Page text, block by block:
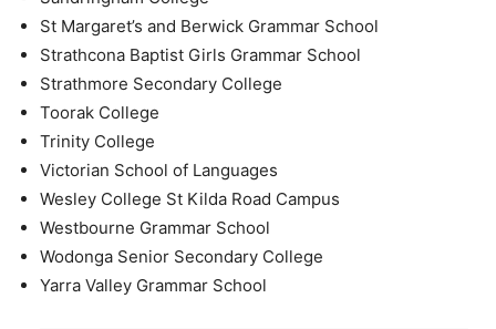
St Margaret’s and Berwick Grammar School
Strathcona Baptist Girls Grammar School
Strathmore Secondary College
Toorak College
Trinity College
Victorian School of Languages
Wesley College St Kilda Road Campus
Westbourne Grammar School
Wodonga Senior Secondary College
Yarra Valley Grammar School